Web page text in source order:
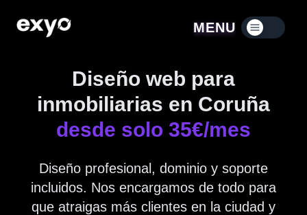
MENU
Menú contraído
Diseño web para
inmobiliarias en Coruña
desde solo 35€/mes
Diseño profesional, dominio y soporte
incluidos. Nos encargamos de todo para
que atraigas más clientes en la ciudad y